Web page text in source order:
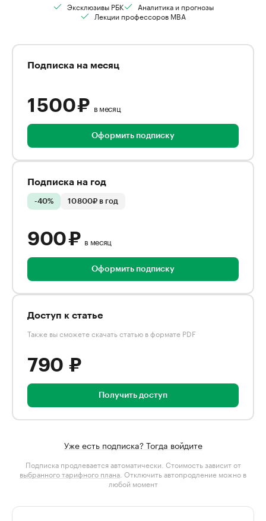
Эксклюзивы РБК
Аналитика и прогнозы
Лекции профессоров MBA
Подписка на месяц
1 500 ₽ в месяц
Оформить подписку
Подписка на год
-40% 10 800₽ в год
900 ₽ в месяц
Оформить подписку
Доступ к статье
Также вы сможете скачать статью в формате PDF
790 ₽
Получить доступ
Уже есть подписка? Тогда войдите
Подписка продлевается автоматически. Стоимость зависит от
выбранного тарифного плана . Отключить автопродление можно в
любой момент